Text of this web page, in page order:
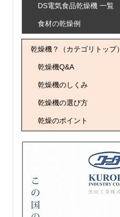
DS電気食品乾燥機 一覧
食材の乾燥例
乾燥機？（カテゴリトップ）
乾燥機Q&A
乾燥機のしくみ
乾燥機の選び方
乾燥のポイント